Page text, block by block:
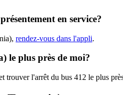
en service?
rendez-vous dans l'appli.
le plus près de moi?
trouver l'arrêt du bus 412 le plus